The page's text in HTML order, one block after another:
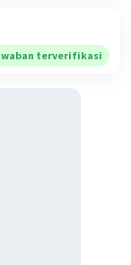
terverifikasi